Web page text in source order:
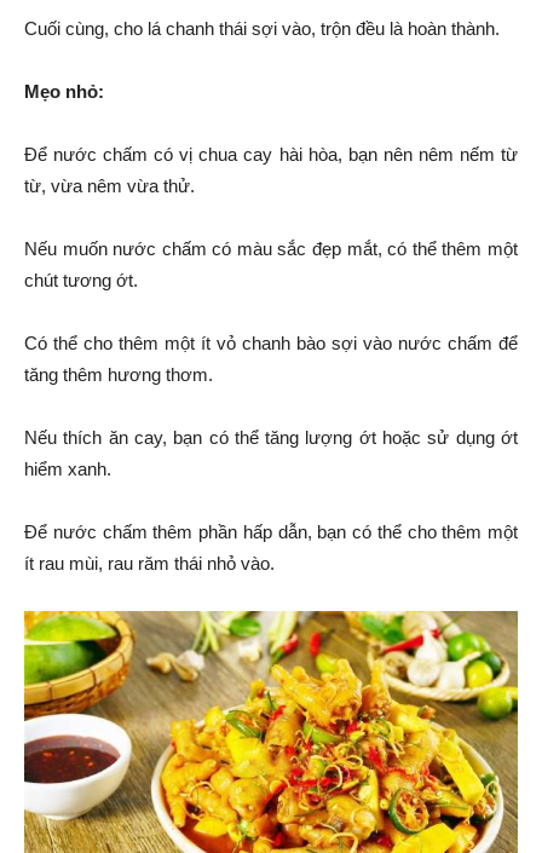
Cuối cùng, cho lá chanh thái sợi vào, trộn đều là hoàn thành.
Mẹo nhỏ:
Để nước chấm có vị chua cay hài hòa, bạn nên nêm nếm từ
từ, vừa nêm vừa thử.
Nếu muốn nước chấm có màu sắc đẹp mắt, có thể thêm một
chút tương ớt.
Có thể cho thêm một ít vỏ chanh bào sợi vào nước chấm để
tăng thêm hương thơm.
Nếu thích ăn cay, bạn có thể tăng lượng ớt hoặc sử dụng ớt
hiểm xanh.
Để nước chấm thêm phần hấp dẫn, bạn có thể cho thêm một
ít rau mùi, rau răm thái nhỏ vào.